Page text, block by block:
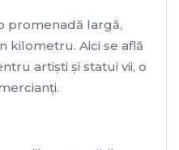
promenadă largă,
kilometru. Aici se află
artişti şi statui vii, o